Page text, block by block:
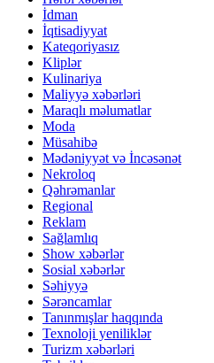
İdman
İqtisadiyyat
Kateqoriyasız
Kliplər
Kulinariya
Maliyyə xəbərləri
Maraqlı məlumatlar
Moda
Müsahibə
Mədəniyyət və İncəsənət
Nekroloq
Qəhrəmanlar
Regional
Reklam
Sağlamlıq
Show xəbərlər
Sosial xəbərlər
Səhiyyə
Sərəncamlar
Tanınmışlar haqqında
Texnoloji yeniliklər
Turizm xəbərləri